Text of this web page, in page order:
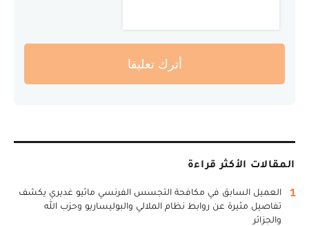
أترك تعليقا
المقالات الأكثر قراءة
1
العميل السابق في مكافحة التجسس الفرنسي ماثيو غديري يكشف
تفاصيل مثيرة عن روابط نظام الملالي والبوليساريو وحزب الله
والجزائر